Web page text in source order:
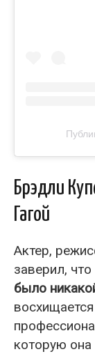
Брэдли
Гагой
Актер,
заверил,
было
которую она